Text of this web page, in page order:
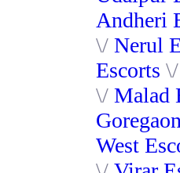
Andheri
\/ Nerul
Escorts
\/ Malad
West